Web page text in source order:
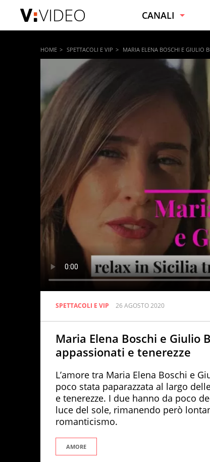
VIDEO CANALI
NOTIZIE
VIRALI
SPETTACOLI E VIP
TECNOLOGIA
MOTORI
HOME SPETTACOLI E VIP MARIA ELENA BOSCHI E GIULIO
SPETTACOLI E VIP 26 AGOSTO 2020
Maria Elena Boschi e Giulio
appassionati e tenerezze
L’amore tra Maria Elena Boschi e
poco stata paparazzata al largo
e tenerezze. I due hanno da poco
luce del sole, rimanendo però
romanticismo.
AMORE